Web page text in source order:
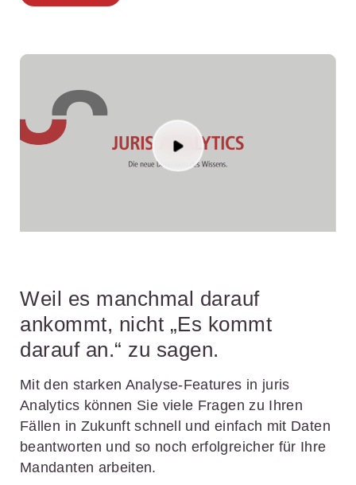
Weil es manchmal darauf
ankommt, nicht „Es kommt
darauf an.“ zu sagen.
Mit den starken Analyse-Features in juris
Analytics können Sie viele Fragen zu Ihren
Fällen in Zukunft schnell und einfach mit Daten
beantworten und so noch erfolgreicher für Ihre
Mandanten arbeiten.